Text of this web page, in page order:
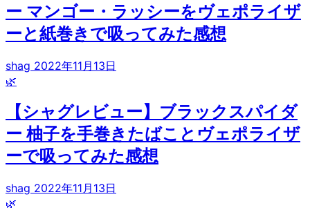
ー マンゴー・ラッシーをヴェポライザ
ーと紙巻きで吸ってみた感想
shag 2022年11月13日
🌿
【シャグレビュー】ブラックスパイダ
ー 柚子を手巻きたばことヴェポライザ
ーで吸ってみた感想
shag 2022年11月13日
🌿